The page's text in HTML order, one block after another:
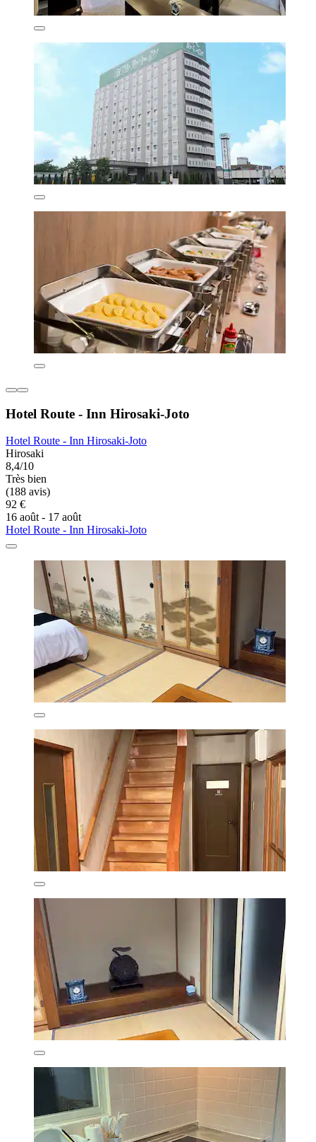
Hotel Route - Inn Hirosaki-Joto
Hotel Route - Inn Hirosaki-Joto
Hirosaki
8,4/10
Très bien
(188 avis)
92 €
16 août - 17 août
Hotel Route - Inn Hirosaki-Joto